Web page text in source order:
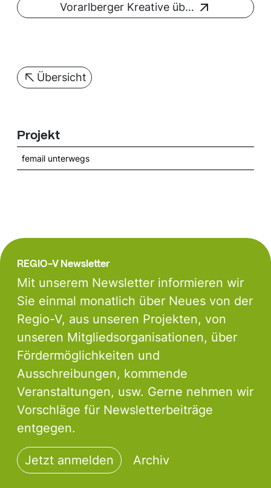
Projekt
femail unterwegs
Vorarlberger Kreative üb…
Übersicht
REGIO-V Newsletter
Mit unserem Newsletter informieren wir
Sie einmal monatlich über Neues von der
Regio-V, aus unseren Projekten, von
unseren Mitgliedsorganisationen, über
Fördermöglichkeiten und
Ausschreibungen, kommende
Veranstaltungen, usw. Gerne nehmen wir
Vorschläge für Newsletterbeiträge
entgegen.
Jetzt anmelden Archiv